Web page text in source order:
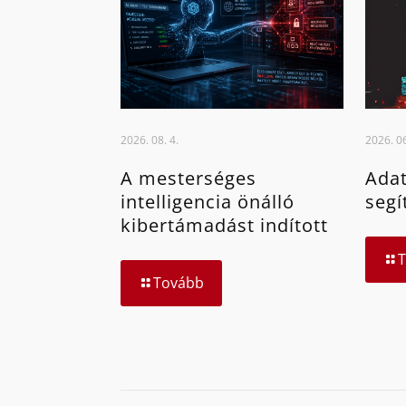
2026. 08. 4.
A mesterséges
intelligencia önálló
kibertámadást indított
Tovább
2026.